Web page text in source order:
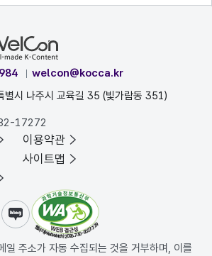
welcon@kocca.kr
시 나주시 교육길 35 (빛가람동 351)
17272
이용약관
사이트맵
브블로그
일 주소가 자동 수집되는 것을 거부하며, 이를